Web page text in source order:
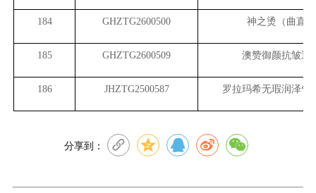
184 GHZTG2600500 神之烫（曲直
185 GHZTG2600509 澳赞御颜抗皱透
186 JHZTG2500587 罗拉玛希无瑕润泽气
分享到：